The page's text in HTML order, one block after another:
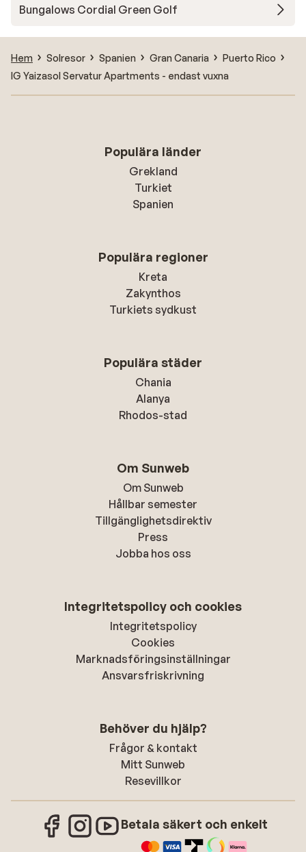
Bungalows Cordial Green Golf
Hem Solresor Spanien Gran Canaria
Puerto Rico
IG Yaizasol Servatur Apartments - endast vuxna
Populära länder
Grekland
Turkiet
Spanien
Populära regioner
Kreta
Zakynthos
Turkiets sydkust
Populära städer
Chania
Alanya
Rhodos-stad
Om Sunweb
Om Sunweb
Hållbar semester
Tillgänglighetsdirektiv
Press
Jobba hos oss
Integritetspolicy och cookies
Integritetspolicy
Cookies
Marknadsföringsinställningar
Ansvarsfriskrivning
Behöver du hjälp?
Frågor & kontakt
Mitt Sunweb
Resevillkor
Betala säkert och enkelt